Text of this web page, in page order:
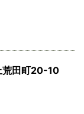
荒田町20-10